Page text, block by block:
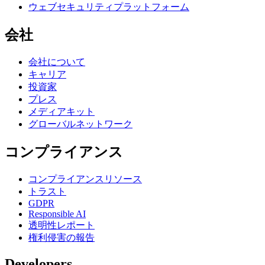
ウェブセキュリティプラットフォーム
会社
会社について
キャリア
投資家
プレス
メディアキット
グローバルネットワーク
コンプライアンス
コンプライアンスリソース
トラスト
GDPR
Responsible AI
透明性レポート
権利侵害の報告